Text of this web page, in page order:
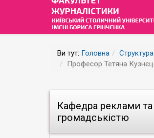
Ви тут: Головна Структура
Професор Тетяна
Кафедра реклами та
громадськістю